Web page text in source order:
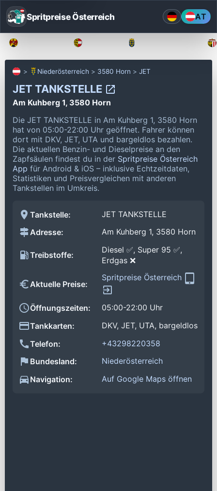
Spritpreise Österreich AT
Niederösterreich 3580 Horn JET
JET TANKSTELLE
Am Kuhberg 1, 3580 Horn
Die JET TANKSTELLE in Am Kuhberg 1, 3580 Horn
hat von 05:00-22:00 Uhr geöffnet. Fahrer können
dort mit DKV, JET, UTA und bargeldlos bezahlen.
Die aktuellen Benzin- und Dieselpreise an den
Zapfsäulen findest du in der Spritpreise Österreich
App für Android & iOS – inklusive Echtzeitdaten,
Statistiken und Preisvergleichen mit anderen
Tankstellen im Umkreis.
Tankstelle:
JET TANKSTELLE
Adresse:
Am Kuhberg 1, 3580 Horn
Treibstoffe:
Diesel ✅, Super 95 ✅,
Erdgas ❌
Aktuelle Preise:
Spritpreise Österreich
Öffnungszeiten:
05:00-22:00 Uhr
Tankkarten:
DKV, JET, UTA, bargeldlos
Telefon:
+43298220358
Bundesland:
Niederösterreich
Navigation:
Auf Google Maps öffnen